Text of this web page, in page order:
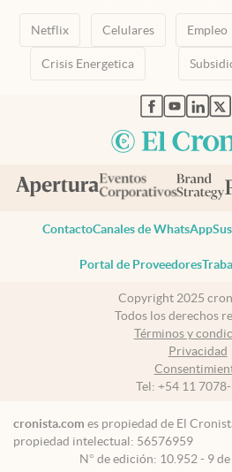
Netflix Celulares Empleo
Crisis Energetica
abre enabre en
ContactoCanales de WhatsApp
Portal de Proveedores
Copyright 2025
Todos los derechos
Términos y
Privacidad
Tel: +54 11
cronista.com es propiedad de El
propiedad intelectual: 56576959
N° de edición: 10.952 - 9